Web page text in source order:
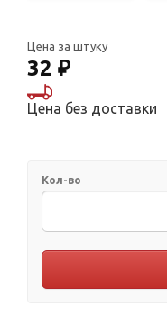
Цена за штуку
32 ₽
Цена без доставки
Кол-во